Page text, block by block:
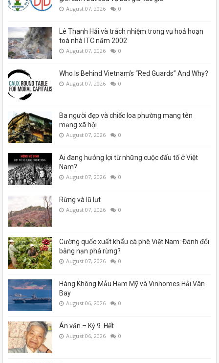
August 07, 2026 0
Lê Thanh Hải và trách nhiệm trong vụ hoả hoạn
toà nhà ITC năm 2002
August 07, 2026 0
Who Is Behind Vietnam’s “Red Guards” And Why?
August 07, 2026 0
Ba người đẹp và chiếc loa phường mang tên
mạng xã hội
August 07, 2026 0
Ai đang hưởng lợi từ những cuộc đấu tố ở Việt
Nam?
August 07, 2026 0
Rừng và lũ lụt
August 07, 2026 0
Cường quốc xuất khẩu cà phê Việt Nam: Đánh đổi
bằng nạn phá rừng?
August 07, 2026 0
Hàng Không Mẫu Hạm Mỹ và Vinhomes Hải Vân
Bay
August 06, 2026 0
Án văn – Kỳ 9. Hết
August 06, 2026 0